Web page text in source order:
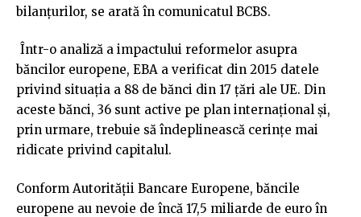
bilanţurilor, se arată în comunicatul BCBS.
Într-o analiză a impactului reformelor asupra
băncilor europene, EBA a verificat din 2015 datele
privind situaţia a 88 de bănci din 17 ţări ale UE. Din
aceste bănci, 36 sunt active pe plan internaţional şi,
prin urmare, trebuie să îndeplinească cerinţe mai
ridicate privind capitalul.
Conform Autorităţii Bancare Europene, băncile
europene au nevoie de încă 17,5 miliarde de euro în